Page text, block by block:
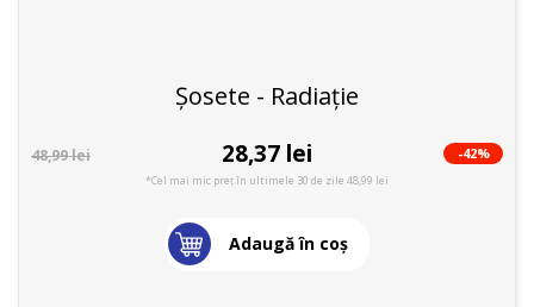
Șosete - Radiație
48,99 lei 28,37 lei -42%
*Cel mai mic preț în ultimele 30 de zile 48,99 lei
Adaugă în coş